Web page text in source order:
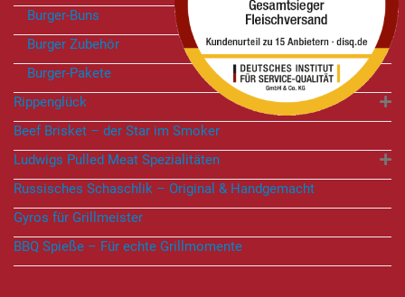
Burger-Buns
Burger Zubehör
Burger-Pakete
Rippenglück
Beef Brisket – der Star im Smoker
Ludwigs Pulled Meat Spezialitäten
Russisches Schaschlik – Original & Handgemacht
Gyros für Grillmeister
BBQ Spieße – Für echte Grillmomente